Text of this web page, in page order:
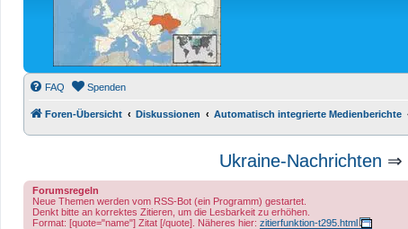
FAQ Spenden
Foren-Übersicht Diskussionen Automatisch integrierte Medienberichte
Ukraine-Nachrichten ⇒
Forumsregeln
Neue Themen werden vom RSS-Bot (ein Programm) gestartet.
Denkt bitte an korrektes Zitieren, um die Lesbarkeit zu erhöhen.
Format: [quote="name"] Zitat [/quote]. Näheres hier: zitierfunktion-t295.html